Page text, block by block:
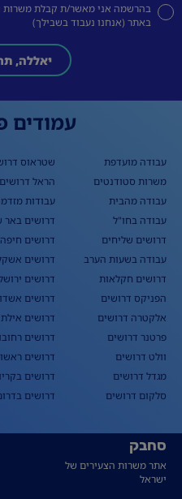
בהרשמה אני מאשר/ת קבלת משרות
באתר (אנחנו נעבוד בשבילך)
יאללה,
עמודים
עבודה מועדפת
משרות סטודנטים
עבודה מהבית
עבודה בחו"ל
דרושים שליחים
עבודה בשעות הערב
דרושים חקלאות
הפניקס דרושים
אלקטרה דרושים
פרטנר דרושים
וולט דרושים
מגדל דרושים
סלקום דרושים
שטראוס
הראל דרושים
עבודות
דרושים באר
דרושים חיפה
דרושים
דרושים
דרושים
דרושים אילת
דרושים
דרושים
דרושים
דרושים
סחבק
אתר משרות הצעירים של
ישראל